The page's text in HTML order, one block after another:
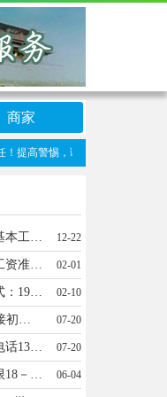
商家
高警惕，谨防诈骗！做推广、做
天一西门韩汐烤肉诚聘服务员两名，基本工资3000+200全勤+两天公休，18----48岁，有工作经验者优先，电话15131373001 12-22
广东佛山电缆厂招聘低压全活一名，工资准当，电话17324126665 02-01
女，26，想找个管住的工作，联系方式：19803095597 02-10
衡中毕业生，高考成绩630+，男生，接初一到高二的辅导（一对一，一对二，一对三)，擅长数学，英语，生物，化学。保证教学质量，价格优惠电话：￼18132928928 07-20
宁晋县城招聘凉菜小工一名详情联系电话13163611588林 07-20
招聘全职兼职骑手可日结周结男女不限18－38岁每单4元起联系电话19131306757 06-04